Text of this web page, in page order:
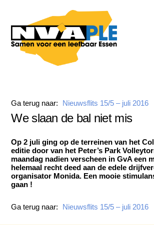
Ga terug naar: Nieuwsflits 15/5 – juli 2016
We slaan de bal niet mis
Op 2 juli ging op de terreinen van het
editie door van het Peter’s Park
maandag nadien verscheen in GvA een
helemaal recht deed aan de edele
organisator Monida. Een mooie
gaan !
Ga terug naar: Nieuwsflits 15/5 – juli 2016